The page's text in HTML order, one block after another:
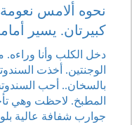
نحوه ألامس
كبيرتان. يسير
دخل الكلب وأنا
الوجنتين. أخذت
بالسخان.. أحب
المطبخ. لاحظت وهي
جوارب شفافة عالية